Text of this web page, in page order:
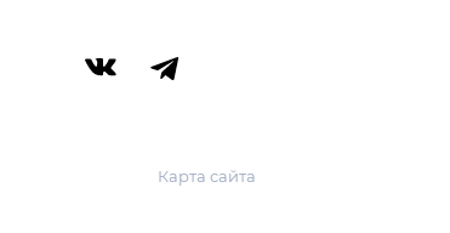
Карта сайта